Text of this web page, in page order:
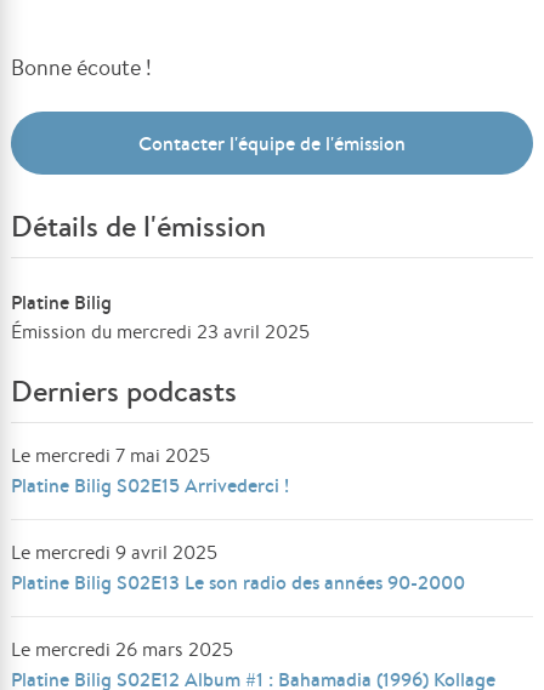
Bonne écoute !
Contacter l'équipe de l'émission
Détails de l'émission
Platine Bilig
Émission du mercredi 23 avril 2025
Derniers podcasts
Le mercredi 7 mai 2025
Platine Bilig S02E15 Arrivederci !
Le mercredi 9 avril 2025
Platine Bilig S02E13 Le son radio des années 90-2000
Le mercredi 26 mars 2025
Platine Bilig S02E12 Album #1 : Bahamadia (1996) Kollage